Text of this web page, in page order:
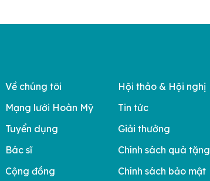
Về chúng tôi
Mạng lưới Hoàn Mỹ
Tuyển dụng
Bác sĩ
Cộng đồng
Hội thảo & Hội nghị
Tin tức
Giải thưởng
Chính sách quà tặng
Chính sách bảo mật